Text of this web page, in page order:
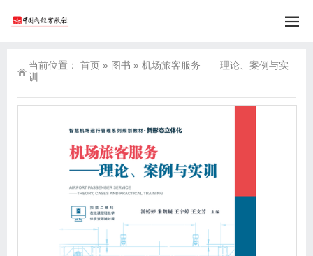
当前位置： 首页 » 图书 » 机场旅客服务——理论、案例与实
训